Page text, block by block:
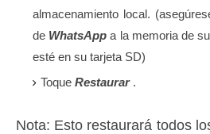
almacenamiento local.
de WhatsApp a la memoria de
esté en su tarjeta SD)
Toque Restaurar.
Nota: Esto restaurará todos